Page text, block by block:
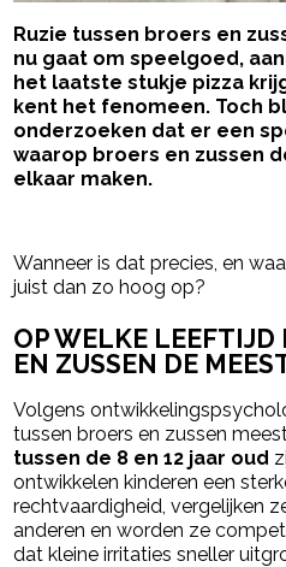
Ruzie tussen broers en
nu gaat om speelgoed,
het laatste stukje pizza
kent het fenomeen. Toch
onderzoeken dat er een
waarop broers en zussen
elkaar maken.
Wanneer is dat precies, en
juist dan zo hoog op?
OP WELKE LEEFTIJD
EN ZUSSEN DE
Volgens
tussen broers en zussen
tussen de 8 en 12 jaar oud
ontwikkelen kinderen een
rechtvaardigheid, vergelijken
anderen en worden ze
dat kleine irritaties sneller